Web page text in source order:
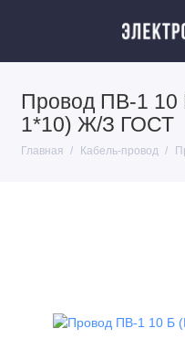
Провод ПВ-1 10
1*10) Ж/З ГОСТ
Главная Кабель-провод